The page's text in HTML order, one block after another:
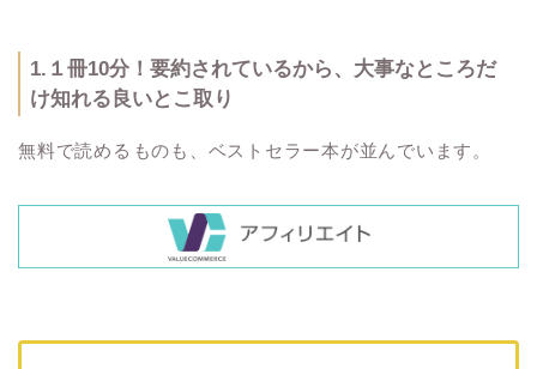
1.１冊10分！要約されているから、大事なところだ
け知れる良いとこ取り
無料で読める ものも、ベストセラー本が並んでいます。